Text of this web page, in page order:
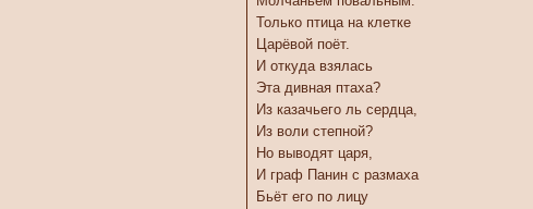
Только птица на клетке
Царёвой поёт.
И откуда взялась
Эта дивная птаха?
Из казачьего ль сердца,
Из воли степной?
Но выводят царя,
И граф Панин с размаха
Бьёт его по лицу